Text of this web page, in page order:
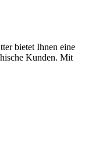
bietet Ihnen eine
Kunden. Mit